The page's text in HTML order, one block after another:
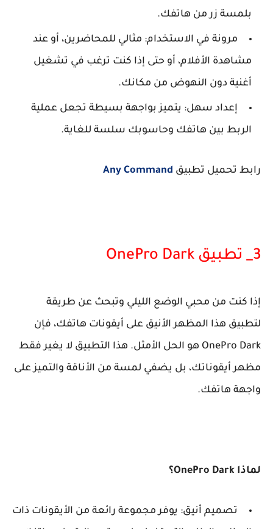
بلمسة زر من هاتفك.
مرونة في الاستخدام: مثالي للمحاضرين، أو عند
مشاهدة الأفلام، أو حتى إذا كنت ترغب في تشغيل
أغنية دون النهوض من مكانك.
إعداد سهل: يتميز بواجهة بسيطة تجعل عملية
الربط بين هاتفك وحاسوبك سلسة للغاية.
رابط تحميل تطبيق Any Command
3_ تطبيق OnePro Dark
إذا كنت من محبي الوضع الليلي وتبحث عن طريقة
لتطبيق هذا المظهر الأنيق على أيقونات هاتفك، فإن
OnePro Dark هو الحل الأمثل. هذا التطبيق لا يغير فقط
مظهر أيقوناتك، بل يضفي لمسة من الأناقة والتميز على
واجهة هاتفك.
لماذا OnePro Dark؟
تصميم أنيق: يوفر مجموعة رائعة من الأيقونات ذات